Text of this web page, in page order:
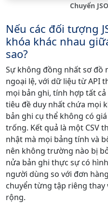
Chuyển
Nếu các đối tượng
khóa khác nhau
sao?
Sự không đồng nhất sơ đồ
ngoại lệ, với dữ liệu từ API
mọi bản ghi, tính hợp tất
tiêu đề duy nhất chứa mọi
bản ghi cụ thể không có
trống. Kết quả là một CSV
nhật mà mọi bảng tính và
nên không trường nào bị
nửa bản ghi thực sự có
người dùng so với đơn
chuyển từng tập riêng
rộng.